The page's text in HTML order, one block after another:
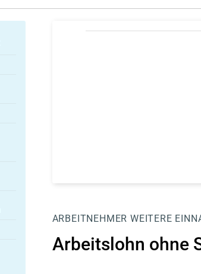
ARBEITNEHMER WEITERE
Arbeitslohn ohne